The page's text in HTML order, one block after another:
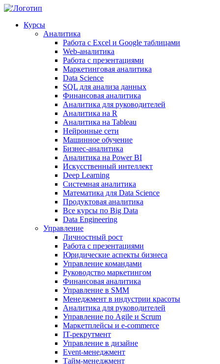
Курсы
Аналитика
Работа с Excel и Google таблицами
Web-аналитика
Работа с презентациями
Маркетинговая аналитика
Data Science
SQL для анализа данных
Финансовая аналитика
Аналитика для руководителей
Аналитика на R
Аналитика на Tableau
Нейронные сети
Машинное обучение
Бизнес-аналитика
Аналитика на Power BI
Искусственный интеллект
Deep Learning
Системная аналитика
Математика для Data Science
Продуктовая аналитика
Все курсы по Big Data
Data Engineering
Управление
Личностный рост
Работа с презентациями
Юридические аспекты бизнеса
Управление командами
Руководство маркетингом
Финансовая аналитика
Управление в SMM
Менеджмент в индустрии красоты
Аналитика для руководителей
Управление по Agile и Scrum
Маркетплейсы и e-commerce
IT-рекрутмент
Управление в дизайне
Event-менеджмент
Тайм-менеджмент